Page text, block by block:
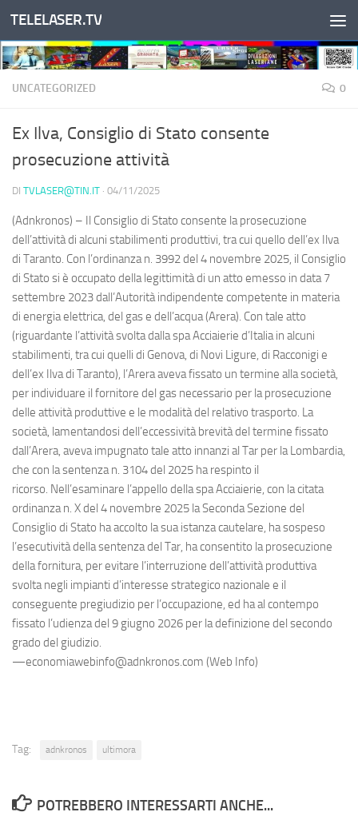
Salta al contenuto
TELELASER.TV
UNCATEGORIZED 0
Ex Ilva, Consiglio di Stato consente
prosecuzione attività
DI TVLASER@TIN.IT · 04/11/2025
(Adnkronos) – Il Consiglio di Stato consente la prosecuzione
dell’attività di alcuni stabilimenti produttivi, tra cui quello dell’ex Ilva
di Taranto. Con l’ordinanza n. 3992 del 4 novembre 2025, il Consiglio
di Stato si è occupato della legittimità di un atto emesso in data 7
settembre 2023 dall’Autorità indipendente competente in materia
di energia elettrica, del gas e dell’acqua (Arera). Con tale atto
(riguardante l’attività svolta dalla spa Acciaierie d’Italia in alcuni
stabilimenti, tra cui quelli di Genova, di Novi Ligure, di Racconigi e
dell’ex Ilva di Taranto), l’Arera aveva fissato un termine alla società,
per individuare il fornitore del gas necessario per la prosecuzione
delle attività produttive e le modalità del relativo trasporto. La
società, lamentandosi dell’eccessività brevità del termine fissato
dall’Arera, aveva impugnato tale atto innanzi al Tar per la Lombardia,
che con la sentenza n. 3104 del 2025 ha respinto il
ricorso. Nell’esaminare l’appello della spa Acciaierie, con la citata
ordinanza n. X del 4 novembre 2025 la Seconda Sezione del
Consiglio di Stato ha accolto la sua istanza cautelare, ha sospeso
l’esecutività della sentenza del Tar, ha consentito la prosecuzione
della fornitura, per evitare l’interruzione dell’attività produttiva
svolta negli impianti d’interesse strategico nazionale e il
conseguente pregiudizio per l’occupazione, ed ha al contempo
fissato l’udienza del 9 giugno 2026 per la definizione del secondo
grado del giudizio.
—economiawebinfo@adnkronos.com (Web Info)
Tag: adnkronos ultimora
POTREBBERO INTERESSARTI ANCHE...